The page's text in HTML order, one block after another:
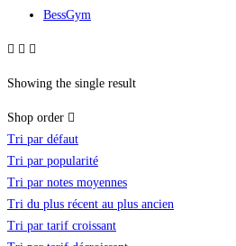
BessGym
Showing the single result
Shop order
Tri par défaut
Tri par popularité
Tri par notes moyennes
Tri du plus récent au plus ancien
Tri par tarif croissant